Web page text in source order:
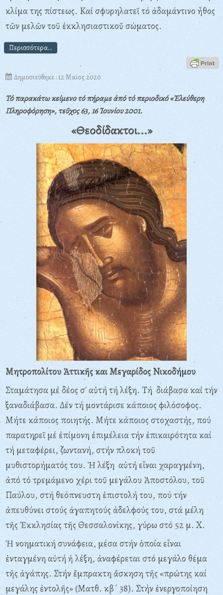
κλίμα της πίστεως. Kαί σφυρηλατεῖ τό ἀδαμάντινο ἦθος
τῶν μελῶν τοῦ ἐκκλησιαστικοῦ σώματος.
Περισσότερα...
Δημοσιεύθηκε : 12 Μαϊος 2020
Τό παρακάτω κείμενο τό πήραμε ἀπό τό περιοδικό «Ἐλεύθερη
Πληροφόρηση», τεῦχος 63, 16 Ἰουνίου 2001.
«Θεοδίδακτοι...»
Μητροπολίτου Ἀττικῆς και Μεγαρίδος Νικοδήμου
Σταμάτησα μέ δέος σ᾽ αὐτή τή λέξη. Tή διάβασα καί τήν
ξαναδιάβασα. Δέν τή μοντάρισε κάποιος φιλόσοφος.
Mήτε κάποιος ποιητής. Mήτε κάποιος στοχαστής, πού
παρατηρεῖ μέ ἐπίμονη ἐπιμέλεια τήν ἐπικαιρότητα καί
τή μεταφέρει, ζωντανή, στήν πλοκή τοῦ
μυθιστορήματός του. Ἡ λέξη αὐτή εἶναι χαραγμένη,
ἀπό τό τρεμάμενο χέρι τοῦ μεγάλου Ἀποστόλου, τοῦ
Παύλου, στή θεόπνευστη ἐπιστολή του, πού τήν
ἀπευθύνει στούς ἀγαπητούς ἀδελφούς του, στά μέλη
τῆς Ἐκκλησίας τῆς Θεσσαλονίκης, γύρω στό 52 μ. X.
Ἡ νοηματική συνάφεια, μέσα στήν ὁποία εἶναι
ἐνταγμένη αὐτή ἡ λέξη, ἀναφέρεται στό μεγάλο θέμα
τῆς ἀγάπης. Στήν ἔμπρακτη ἄσκηση τῆς «πρώτης καί
μεγάλης ἐντολῆς» (Mατθ. κβ΄ 38). Στήν ἐνεργοποίηση